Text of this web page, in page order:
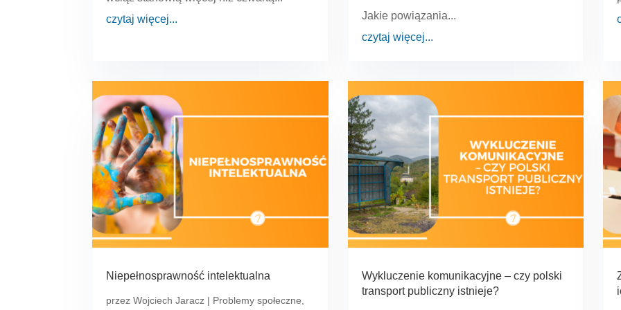
czytaj więcej...
Jakie powiązania...
czytaj więcej...
Niepełnosprawność intelektualna
przezWojciech Jaracz | Problemy społeczne,
Wykluczenie komunikacyjne – czy polski
transport publiczny istnieje?